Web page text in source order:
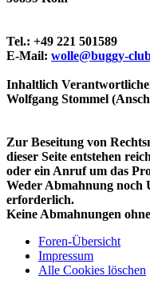
Tel.: +49 221 501589
E-Mail: wolle@buggy-
Inhaltlich
Wolfgang Stommel
Zur Beseitung von
dieser Seite entstehen
oder ein Anruf um das
Weder Abmahnung noch
erforderlich.
Keine Abmahnungen
Foren-Übersicht
Impressum
Alle Cookies löschen